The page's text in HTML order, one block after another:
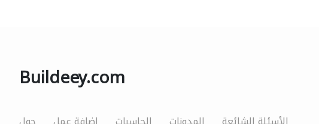
Buildeey.com